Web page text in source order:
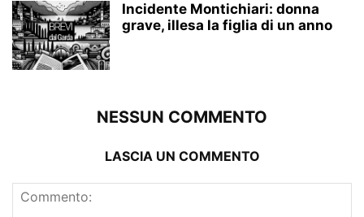
Incidente Montichiari: donna
grave, illesa la figlia di un anno
NESSUN COMMENTO
LASCIA UN COMMENTO